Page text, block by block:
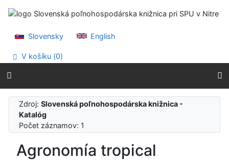
Prejsť na menu
Slovensky
English
V košíku (0)
Zdroj:Slovenská poľnohospodárska knižnica -
Katalóg
Počet záznamov: 1
Agronomía tropical